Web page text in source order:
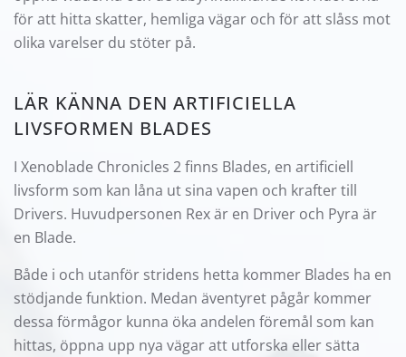
för att hitta skatter, hemliga vägar och för att slåss mot
olika varelser du stöter på.
LÄR KÄNNA DEN ARTIFICIELLA
LIVSFORMEN BLADES
I Xenoblade Chronicles 2 finns Blades, en artificiell
livsform som kan låna ut sina vapen och krafter till
Drivers. Huvudpersonen Rex är en Driver och Pyra är
en Blade.
Både i och utanför stridens hetta kommer Blades ha en
stödjande funktion. Medan äventyret pågår kommer
dessa förmågor kunna öka andelen föremål som kan
hittas, öppna upp nya vägar att utforska eller sätta